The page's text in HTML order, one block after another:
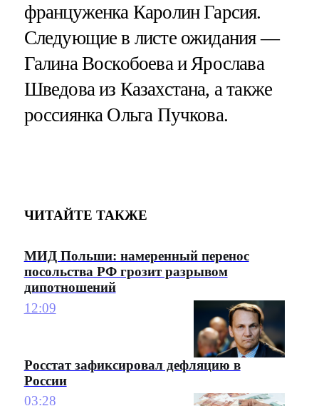
француженка Каролин Гарсия.
Следующие в листе ожидания —
Галина Воскобоева и Ярослава
Шведова из Казахстана, а также
россиянка Ольга Пучкова.
ЧИТАЙТЕ ТАКЖЕ
МИД Польши: намеренный перенос
посольства РФ грозит разрывом
дипотношений
12:09
Росстат зафиксировал дефляцию в
России
03:28